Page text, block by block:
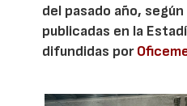
del pasado año,
publicadas en la
difundidas por